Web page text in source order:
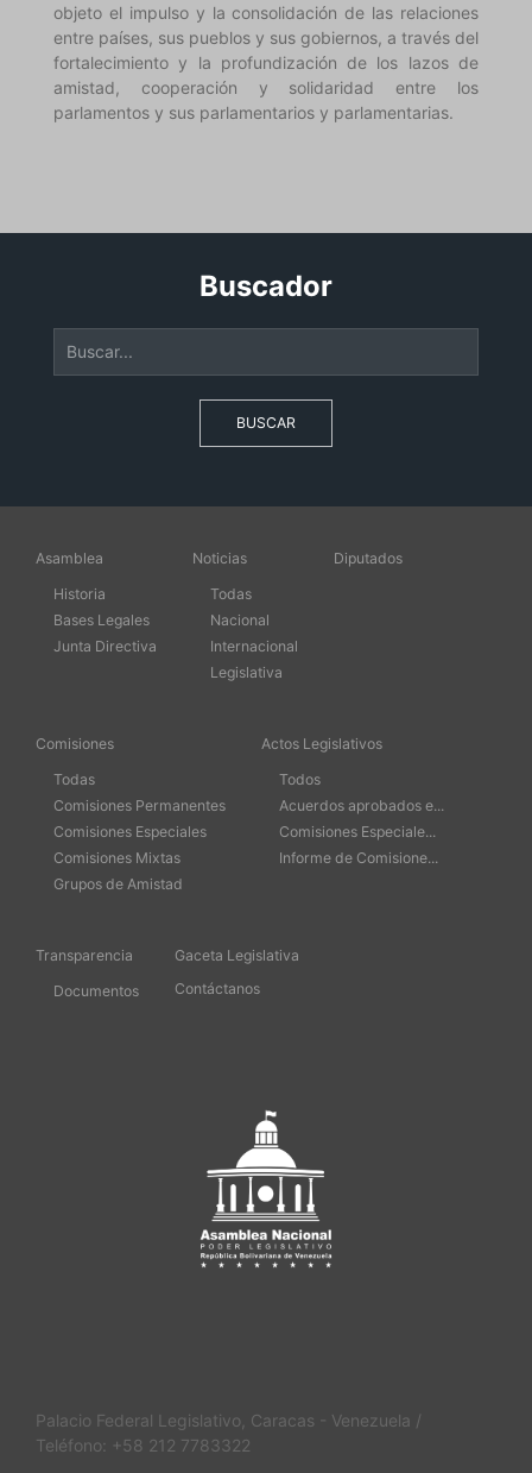
objeto el impulso y la consolidación de las relaciones
entre países, sus pueblos y sus gobiernos, a través del
fortalecimiento y la profundización de los lazos de
amistad, cooperación y solidaridad entre los
parlamentos y sus parlamentarios y parlamentarias.
Buscador
BUSCAR
Asamblea
Historia
Bases Legales
Junta Directiva
Noticias
Todas
Nacional
Internacional
Legislativa
Diputados
Comisiones
Todas
Comisiones Permanentes
Comisiones Especiales
Comisiones Mixtas
Grupos de Amistad
Actos Legislativos
Todos
Acuerdos aprobados e...
Comisiones Especiale...
Informe de Comisione...
Transparencia
Documentos
Gaceta Legislativa
Contáctanos
Palacio Federal Legislativo, Caracas - Venezuela /
Teléfono: +58 212 7783322